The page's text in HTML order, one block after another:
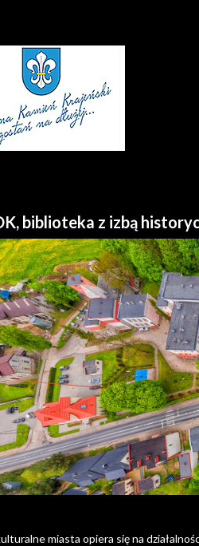
biblioteka z izbą
miasta opiera się na